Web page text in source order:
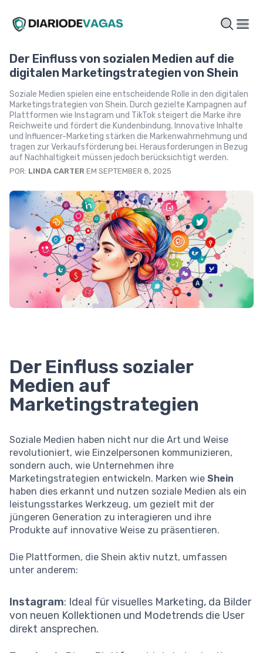
Der Einfluss von sozialen Medien auf die
digitalen Marketingstrategien von Shein
Soziale Medien spielen eine entscheidende Rolle in den digitalen
Marketingstrategien von Shein. Durch gezielte Kampagnen auf
Plattformen wie Instagram und TikTok steigert die Marke ihre
Reichweite und fördert die Kundenbindung. Innovative Inhalte
und Influencer-Marketing stärken die Markenwahrnehmung und
tragen zur Verkaufsförderung bei. Herausforderungen in Bezug
auf Nachhaltigkeit müssen jedoch berücksichtigt werden.
POR: LINDA CARTER EM SEPTEMBER 8, 2025
Der Einfluss sozialer
Medien auf
Marketingstrategien
Soziale Medien haben nicht nur die Art und Weise
revolutioniert, wie Einzelpersonen kommunizieren,
sondern auch, wie Unternehmen ihre
Marketingstrategien entwickeln. Marken wie Shein
haben dies erkannt und nutzen soziale Medien als ein
leistungsstarkes Werkzeug, um gezielt mit der
jüngeren Generation zu interagieren und ihre
Produkte auf innovative Weise zu präsentieren.
Die Plattformen, die Shein aktiv nutzt, umfassen
unter anderem:
Instagram: Ideal für visuelles Marketing, da Bilder
von neuen Kollektionen und Modetrends die User
direkt ansprechen.